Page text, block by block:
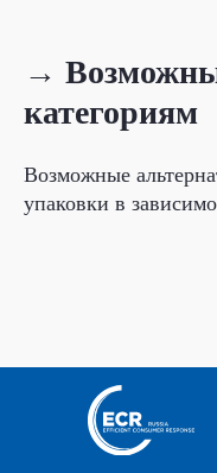
→
категориям
Возможные
упаковки в